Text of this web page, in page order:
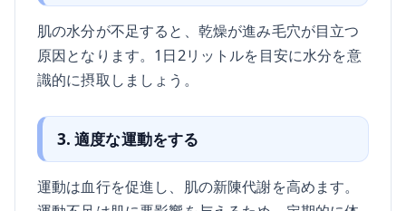
肌の水分が不足すると、乾燥が進み毛穴が目立つ
原因となります。1日2リットルを目安に水分を意
識的に摂取しましょう。
3. 適度な運動をする
運動は血行を促進し、肌の新陳代謝を高めます。